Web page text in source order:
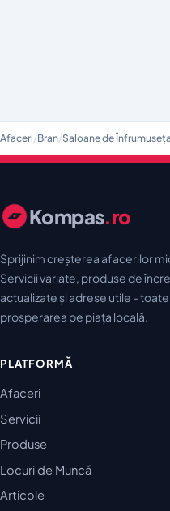
Afaceri/Bran/Saloane de
Kompas.ro
Sprijinim creșterea afacerilor
Servicii variate, produse de
actualizate și adrese utile -
prosperarea pe piața locală.
PLATFORMĂ
Afaceri
Servicii
Produse
Locuri de Muncă
Articole